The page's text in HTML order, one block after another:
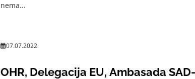
nema...
07.07.2022
OHR, Delegacija EU, Ambasada